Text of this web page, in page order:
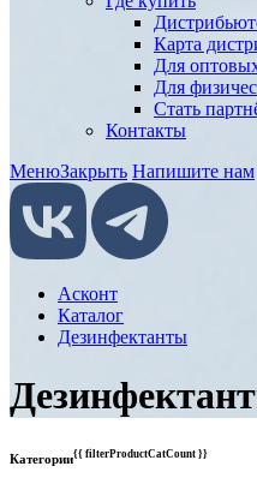
Карта
Для
Для
Стать
Контакты
МенюЗакрыть Напишите нам
Асконт
Каталог
Дезинфектанты
Категории{{ filterProductCatCount }}